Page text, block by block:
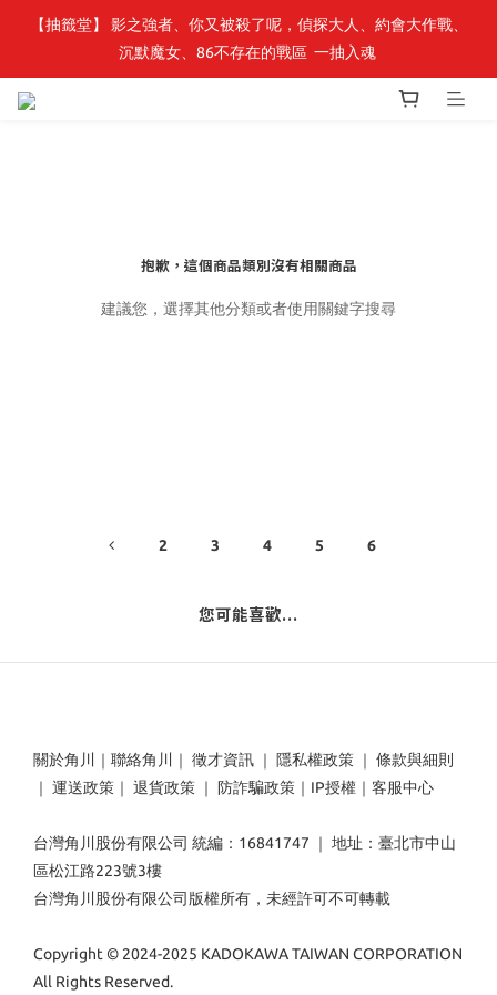
最新開賣🔥「全知讀者視角」 周邊商品
【抽籤堂】 影之強者、你又被殺了呢，偵探大人、約會大作戰、
沉默魔女、86不存在的戰區  一抽入魂
抱歉，這個商品類別沒有相關商品
建議您，選擇其他分類或者使用關鍵字搜尋
2 3 4 5 6
您可能喜歡...
關於角川 ｜ 聯絡角川 ｜ 徵才資訊 ｜ 隱私權政策 ｜ 條款與細則
｜ 運送政策 ｜ 退貨政策 ｜ 防詐騙政策 ｜ IP授權 ｜ 客服中心
台灣角川股份有限公司 統編：16841747 ｜ 地址：臺北市中山
區松江路223號3樓
台灣角川股份有限公司版權所有，未經許可不可轉載
Copyright © 2024-2025 KADOKAWA TAIWAN CORPORATION
All Rights Reserved.